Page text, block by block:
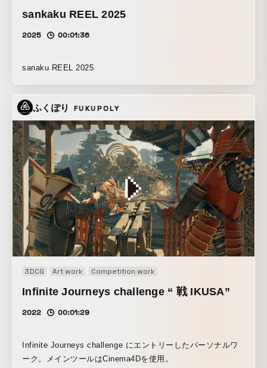
sankaku REEL 2025
2025 00:01:36
sanaku REEL 2025
ふくぽり FUKUPOLY
3DCG Art work Competition work
Infinite Journeys challenge “ 戦 IKUSA”
2022 00:01:29
Infinite Journeys challenge にエントリーしたパーソナルワ
ーク。メインツールはCinema4Dを使用。